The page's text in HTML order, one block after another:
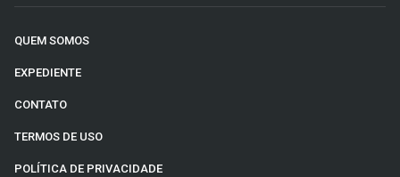
QUEM SOMOS
EXPEDIENTE
CONTATO
TERMOS DE USO
POLÍTICA DE PRIVACIDADE